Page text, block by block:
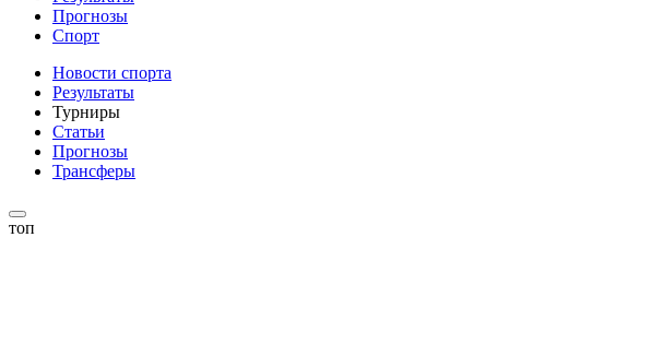
Прогнозы
Спорт
Новости спорта
Результаты
Турниры
Статьи
Прогнозы
Трансферы
топ